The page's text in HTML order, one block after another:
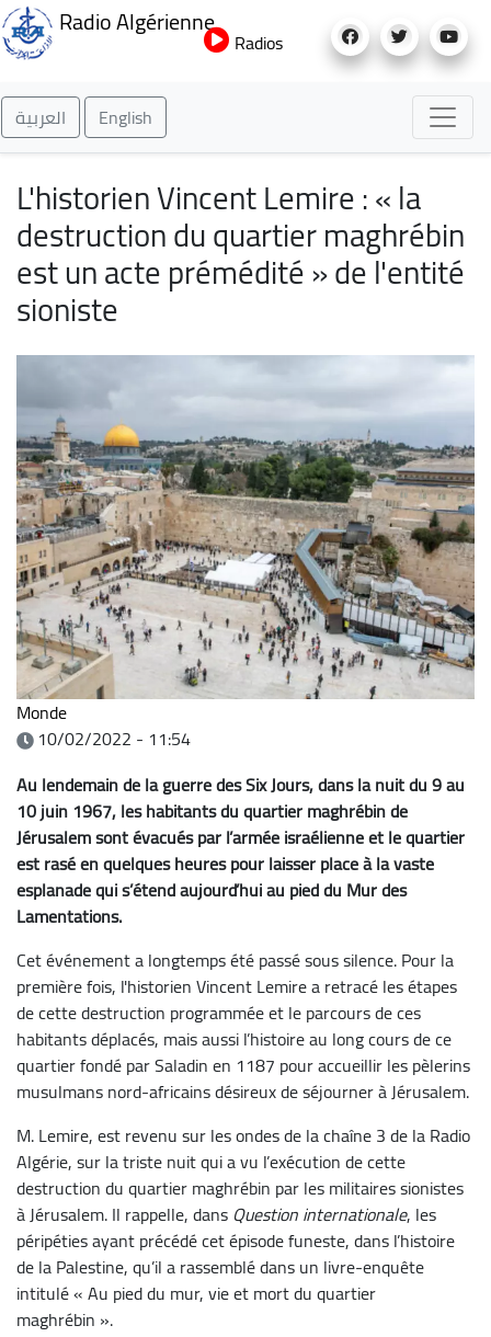
au
Radio Algérienne
Radios
العربية English
L'historien Vincent Lemire : « la
destruction du quartier maghrébin
est un acte prémédité » de l'entité
sioniste
Monde
10/02/2022 - 11:54
Au lendemain de la guerre des Six Jours, dans la nuit du 9 au
10 juin 1967, les habitants du quartier maghrébin de
Jérusalem sont évacués par l’armée israélienne et le quartier
est rasé en quelques heures pour laisser place à la vaste
esplanade qui s’étend aujourd’hui au pied du Mur des
Lamentations.
Cet événement a longtemps été passé sous silence. Pour la
première fois, l'historien Vincent Lemire a retracé les étapes
de cette destruction programmée et le parcours de ces
habitants déplacés, mais aussi l’histoire au long cours de ce
quartier fondé par Saladin en 1187 pour accueillir les pèlerins
musulmans nord-africains désireux de séjourner à Jérusalem.
M. Lemire, est revenu sur les ondes de la chaîne 3 de la Radio
Algérie, sur la triste nuit qui a vu l’exécution de cette
destruction du quartier maghrébin par les militaires sionistes
à Jérusalem. Il rappelle, dans Question internationale, les
péripéties ayant précédé cet épisode funeste, dans l’histoire
de la Palestine, qu’il a rassemblé dans un livre-enquête
intitulé « Au pied du mur, vie et mort du quartier
maghrébin ».